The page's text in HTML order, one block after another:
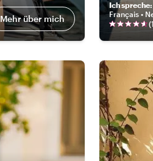
Mehr über mich
Ich spreche:
Français •
(